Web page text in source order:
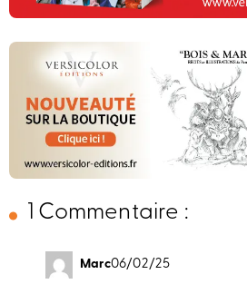
1 Commentaire :
Marc06/02/25